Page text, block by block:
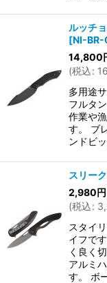
ルッチ
[NI-
14,800
(税込:
多用途
フルタ
作業や
す。 ブ
ンドビ
スリー
2,980円
(税込:
スタイ
イフで
く良く
アルミ
す。 ボ